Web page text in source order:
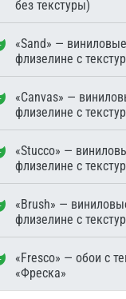
без текстуры)
«Sand» —
флизелине с
«Canvas» —
флизелине с
«Stucco» —
флизелине с
«Brush» —
флизелине с
«Fresco» — обои с
«Фреска»